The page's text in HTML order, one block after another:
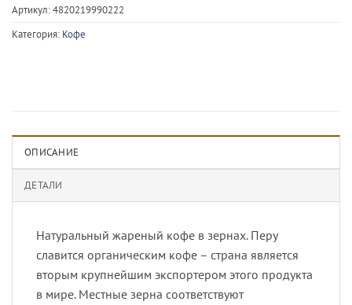
Артикул:4820219990222
Категория: Кофе
ОПИСАНИЕ
ДЕТАЛИ
Натуральный жареный кофе в зернах. Перу
славится органическим кофе – страна является
вторым крупнейшим экспортером этого продукта
в мире. Местные зерна соответствуют